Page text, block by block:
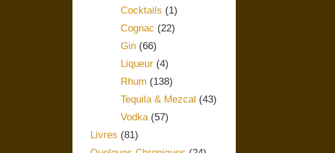
Cocktails (1)
Cognac (22)
Gin (66)
Liqueur (4)
Rhum (138)
Tequila & Mezcal (43)
Vodka (57)
Livres (81)